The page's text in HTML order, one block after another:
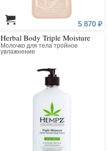
5 870 ₽
Herbal Body Triple Moisture
Молочко для тела тройное
увлажнение